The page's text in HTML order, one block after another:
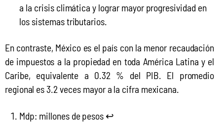
a la crisis climática y lograr mayor progresividad en
los sistemas tributarios.
En contraste, México es el país con la menor recaudación
de impuestos a la propiedad en toda América Latina y el
Caribe, equivalente a 0.32 % del PIB. El promedio
regional es 3.2 veces mayor a la cifra mexicana.
Mdp: millones de pesos ↩︎